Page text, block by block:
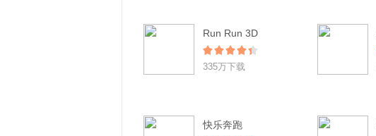
Run Run 3D
335万下载
快乐奔跑